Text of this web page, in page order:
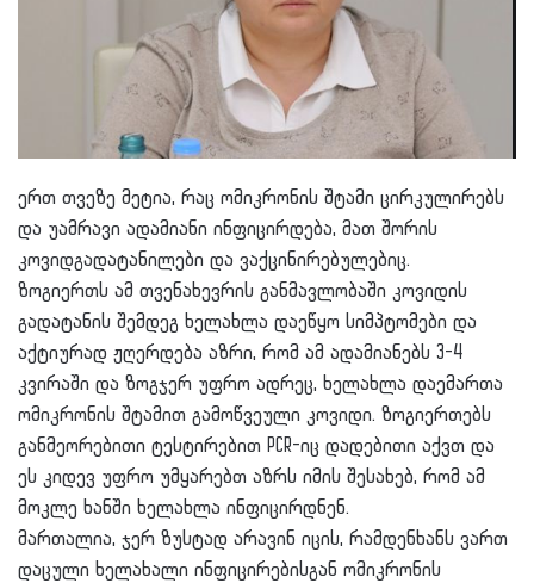
ერთ თვეზე მეტია, რაც ომიკრონის შტამი ცირკულირებს
და უამრავი ადამიანი ინფიცირდება, მათ შორის
კოვიდგადატანილები და ვაქცინირებულებიც.
ზოგიერთს ამ თვენახევრის განმავლობაში კოვიდის
გადატანის შემდეგ ხელახლა დაეწყო სიმპტომები და
აქტიურად ჟღერდება აზრი, რომ ამ ადამიანებს 3-4
კვირაში და ზოგჯერ უფრო ადრეც, ხელახლა დაემართა
ომიკრონის შტამით გამოწვეული კოვიდი. ზოგიერთებს
განმეორებითი ტესტირებით PCR-იც დადებითი აქვთ და
ეს კიდევ უფრო უმყარებთ აზრს იმის შესახებ, რომ ამ
მოკლე ხანში ხელახლა ინფიცირდნენ.
მართალია, ჯერ ზუსტად არავინ იცის, რამდენხანს ვართ
დაცული ხელახალი ინფიცირებისგან ომიკრონის